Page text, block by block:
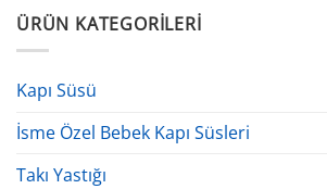
ÜRÜN KATEGORILERI
Kapı Süsü
İsme Özel Bebek Kapı Süsleri
Takı Yastığı